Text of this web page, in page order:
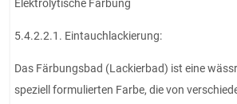
Elektrolytische Färbung
5.4.2.2.1. Eintauchlackierung:
Das Färbungsbad (Lackierbad) ist eine
speziell formulierten Farbe, die von